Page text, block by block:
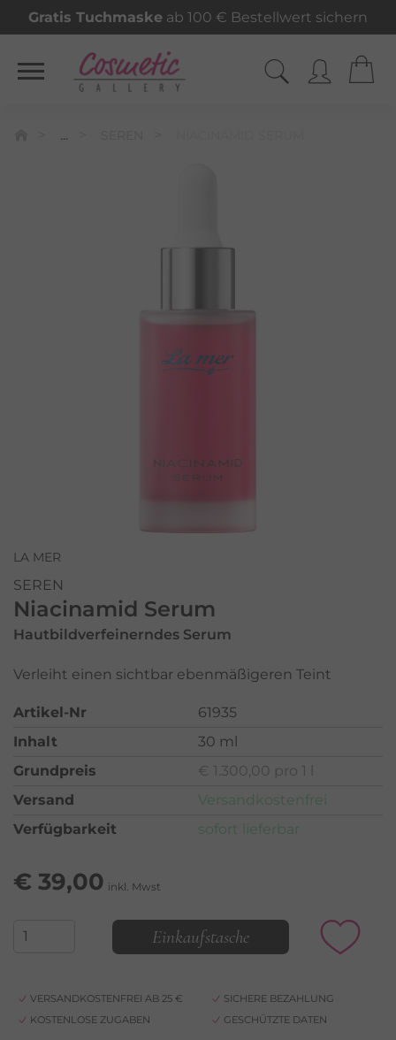
Gratis Tuchmaske ab 100 € Bestellwert sichern
...
LA MER
SEREN
Niacinamid Serum
Hautbildverfeinerndes Serum
Verleiht einen sichtbar ebenmäßigeren Teint
Artikel-Nr
61935
Inhalt
30 ml
Grundpreis
€ 1.300,00 pro 1 l
Versand
Versandkostenfrei
Verfügbarkeit
sofort lieferbar
€ 39,00 inkl. Mwst
Einkaufstasche
VERSANDKOSTENFREI AB 25 €
SICHERE BEZAHLUNG
KOSTENLOSE ZUGABEN
GESCHÜTZTE DATEN